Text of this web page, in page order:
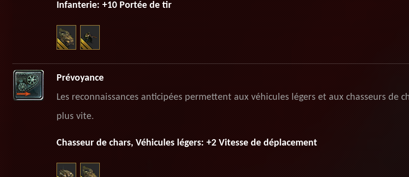
Infanterie: +10 Portée de tir
Prévoyance
Les reconnaissances anticipées permettent aux véhicules légers et aux chasseurs de
plus vite.
Сhasseur de chars, Véhicules légers: +2 Vitesse de déplacement